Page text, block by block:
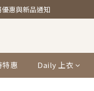
全館滿 $2,000 即享免運
惠與新品通知
全館滿 $2,000 即享免運
特惠 Daily 上衣